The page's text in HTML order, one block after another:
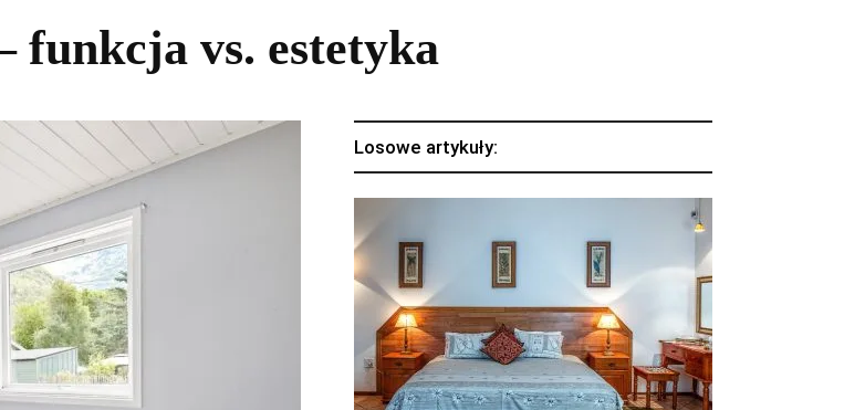
funkcja vs. estetyka
Losowe artykuły: